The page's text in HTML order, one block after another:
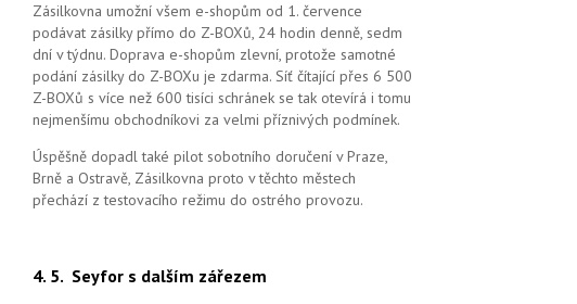
Zásilkovna umožní všem e-shopům od 1. července
podávat zásilky přímo do Z-BOXů, 24 hodin denně, sedm
dní v týdnu. Doprava e-shopům zlevní, protože samotné
podání zásilky do Z-BOXu je zdarma. Síť čítající přes 6 500
Z-BOXů s více než 600 tisíci schránek se tak otevírá i tomu
nejmenšímu obchodníkovi za velmi příznivých podmínek.
Úspěšně dopadl také pilot sobotního doručení v Praze,
Brně a Ostravě, Zásilkovna proto v těchto městech
přechází z testovacího režimu do ostrého provozu.
4. 5. Seyfor s dalším zářezem